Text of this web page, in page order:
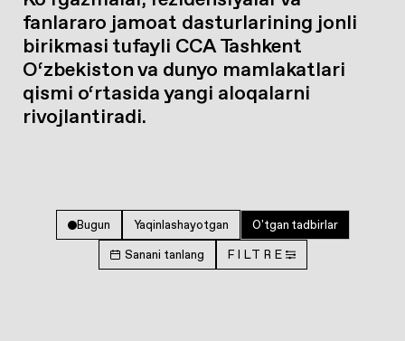
fanlararo jamoat dasturlarining jonli
birikmasi tufayli CCA Tashkent
O‘zbekiston va dunyo mamlakatlari
qismi o‘rtasida yangi aloqalarni
rivojlantiradi.
Bugun Yaqinlashayotgan O'tgan tadbirlar
Sanani tanlang FILTRE